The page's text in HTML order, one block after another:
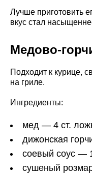
Лучше приготовить
вкус стал
Медово-
Подходит к курице,
на гриле.
Ингредиенты:
мед — 4 ст.
дижонская
соевый соус —
сушеный